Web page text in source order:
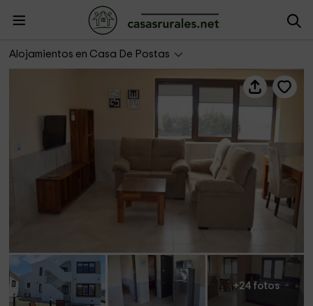
Alojamientos en Casa De Postas
+24 fotos